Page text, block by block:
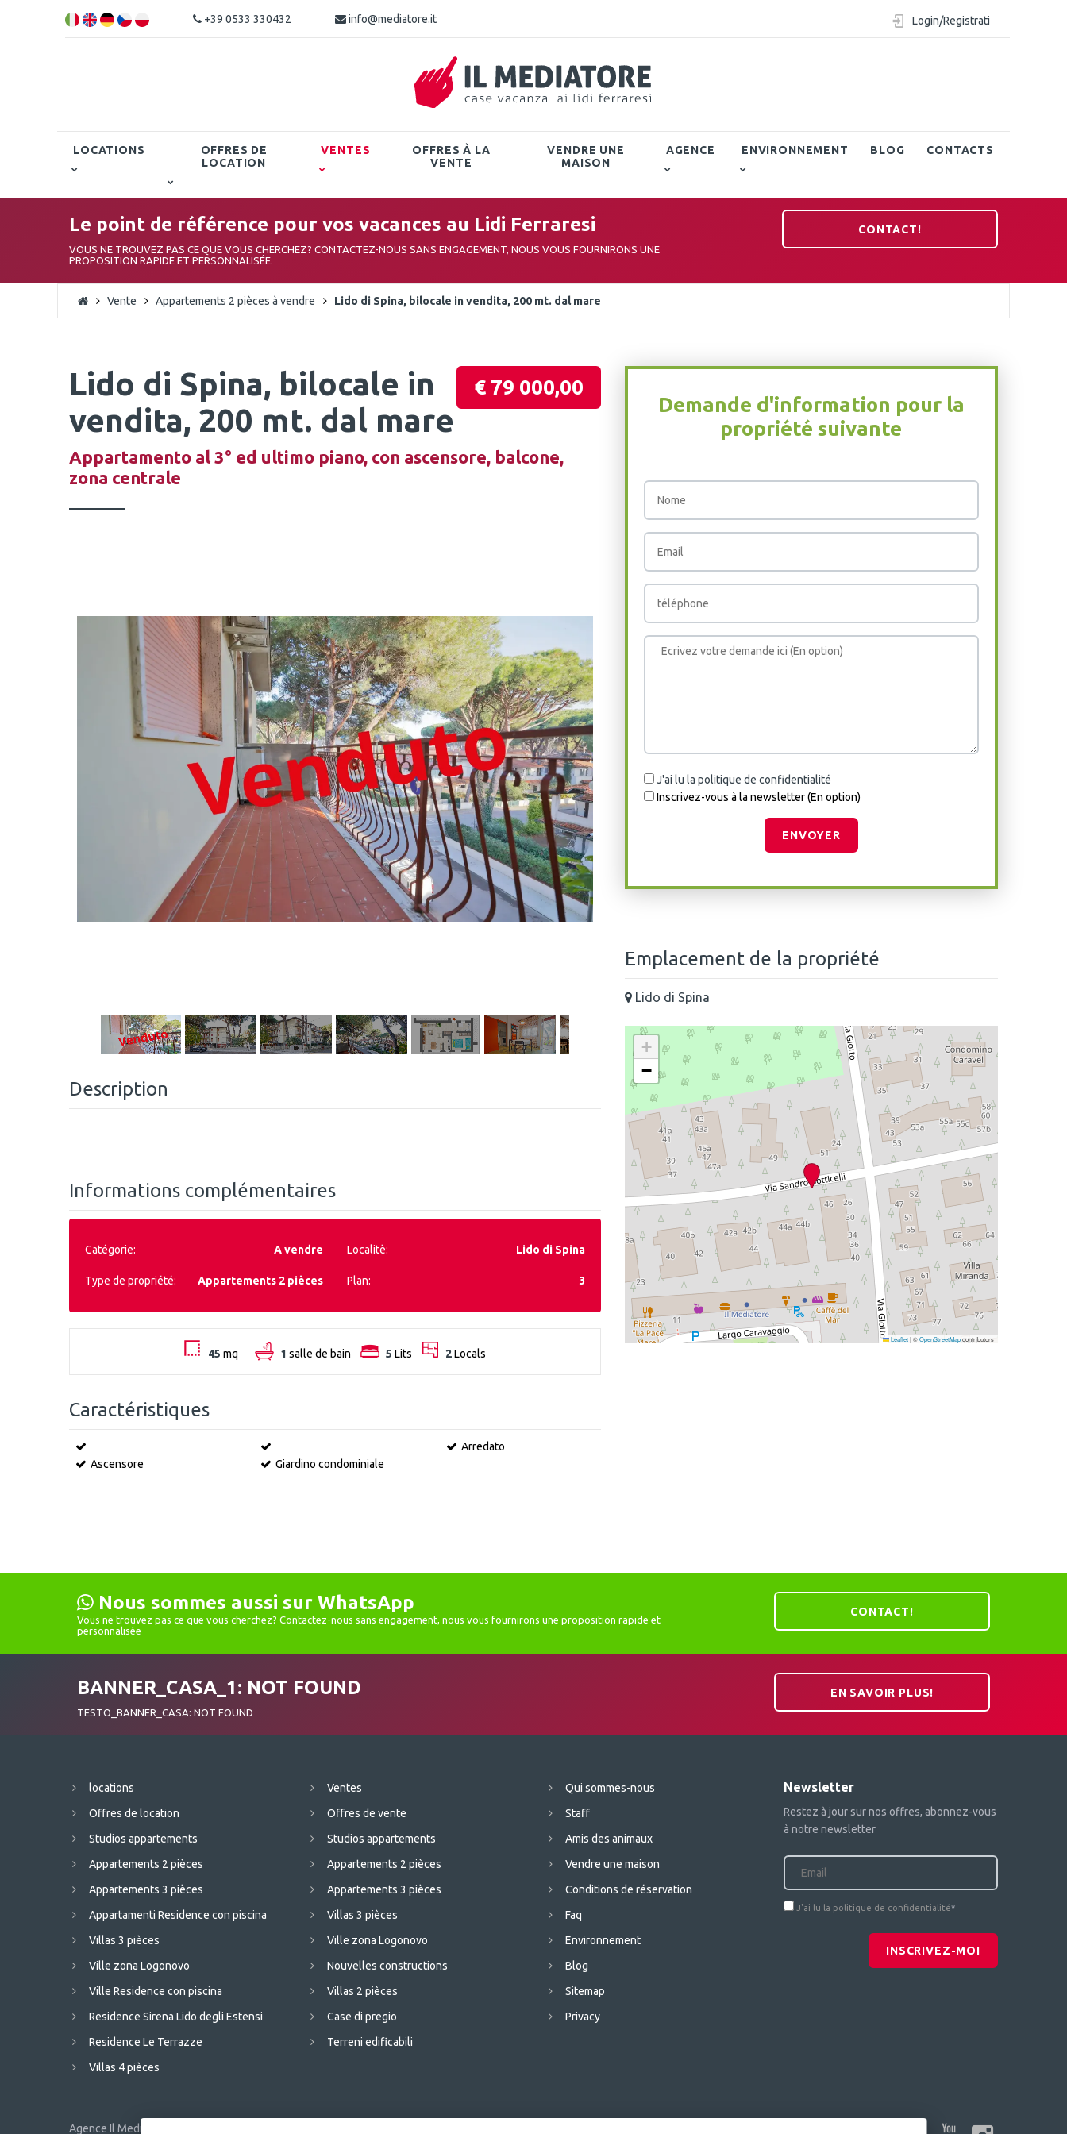
+39 0533 330432 info@mediatore.it Login/Registrati
LOCATIONS
OFFRES DE
LOCATION
VENTES
OFFRES À LA
VENTE
VENDRE UNE
MAISON
AGENCE ENVIRONNEMENT BLOG CONTACTS
Le point de référence pour vos vacances au Lidi Ferraresi
VOUS NE TROUVEZ PAS CE QUE VOUS CHERCHEZ? CONTACTEZ-NOUS SANS ENGAGEMENT, NOUS VOUS FOURNIRONS UNE
PROPOSITION RAPIDE ET PERSONNALISÉE.
CONTACT!
Vente Appartements 2 pièces à vendre Lido di Spina, bilocale in vendita, 200 mt. dal mare
€ 79 000,00
Lido di Spina, bilocale in
vendita, 200 mt. dal mare
Appartamento al 3° ed ultimo piano, con ascensore, balcone,
zona centrale
Description
Informations complémentaires
Catégorie: A vendre Localitè: Lido di Spina
Type de propriété: Appartements 2 pièces Plan: 3
45 mq 1 salle de bain 5 Lits 2Locals
Caractéristiques
Arredato
Ascensore
Giardino condominiale
Demande d'information pour la
propriété suivante
J'ai lu la politique de confidentialité
Inscrivez-vous à la newsletter (En option)
ENVOYER
Emplacement de la propriété
Lido di Spina
+
−
Leaflet|©OpenStreetMapcontributors
Nous sommes aussi sur WhatsApp
Vous ne trouvez pas ce que vous cherchez? Contactez-nous sans engagement, nous vous fournirons une proposition rapide et
personnalisée
CONTACT!
BANNER_CASA_1: NOT FOUND
TESTO_BANNER_CASA: NOT FOUND
EN SAVOIR PLUS!
locations
Offres de location
Studios appartements
Appartements 2 pièces
Appartements 3 pièces
Appartamenti Residence con piscina
Villas 3 pièces
Ville zona Logonovo
Ville Residence con piscina
Residence Sirena Lido degli Estensi
Residence Le Terrazze
Villas 4 pièces
Ventes
Offres de vente
Studios appartements
Appartements 2 pièces
Appartements 3 pièces
Villas 3 pièces
Ville zona Logonovo
Nouvelles constructions
Villas 2 pièces
Case di pregio
Terreni edificabili
Qui sommes-nous
Staff
Amis des animaux
Vendre une maison
Conditions de réservation
Faq
Environnement
Blog
Sitemap
Privacy
Newsletter
Restez à jour sur nos offres, abonnez-vous
à notre newsletter
J'ai lu la politique de confidentialité*
INSCRIVEZ-MOI
Agence Il Mediatore -